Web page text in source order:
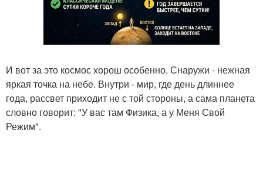
И вот за это космос хорош особенно. Снаружи - нежная
яркая точка на небе. Внутри - мир, где день длиннее
года, рассвет приходит не с той стороны, а сама планета
словно говорит: "У вас там Физика, а у Меня Свой
Режим".